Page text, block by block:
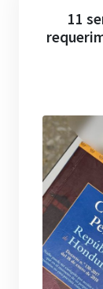
11